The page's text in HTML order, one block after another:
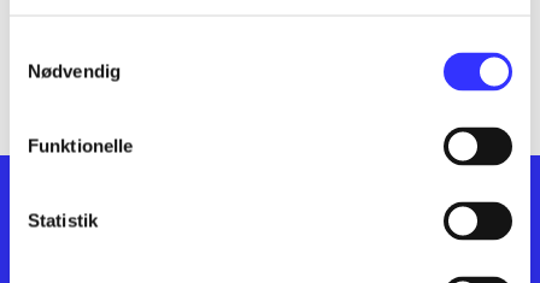
Nødvendig
Funktionelle
Statistik
lorem ipsum dolor sit amet ...